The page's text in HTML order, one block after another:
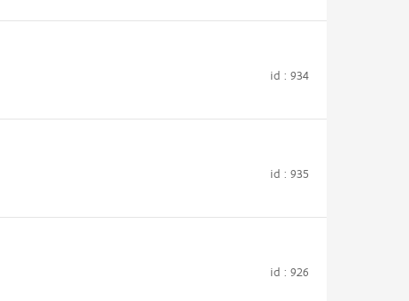
id : 934
id : 935
id : 926